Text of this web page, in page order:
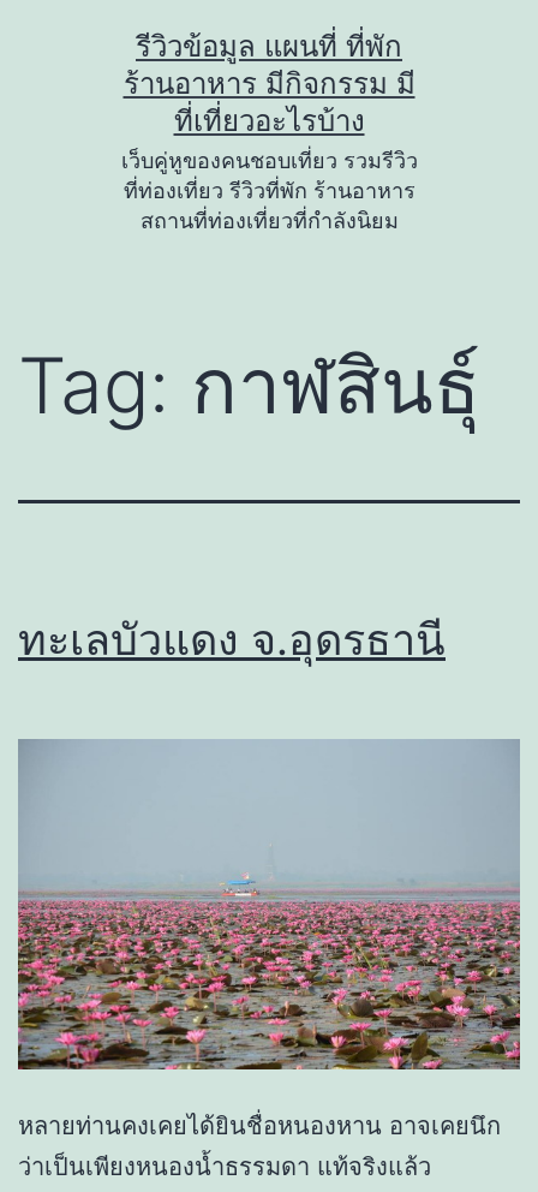
รีวิวข้อมูล แผนที่ ที่พัก
ร้านอาหาร มีกิจกรรม มี
ที่เที่ยวอะไรบ้าง
เว็บคู่หูของคนชอบเที่ยว รวมรีวิว
ที่ท่องเที่ยว รีวิวที่พัก ร้านอาหาร
สถานที่ท่องเที่ยวที่กำลังนิยม
Tag: กาฬสินธุ์
ทะเลบัวแดง จ.อุดรธานี
หลายท่านคงเคยได้ยินชื่อหนองหาน อาจเคยนึก
ว่าเป็นเพียงหนองน้ำธรรมดา แท้จริงแล้ว